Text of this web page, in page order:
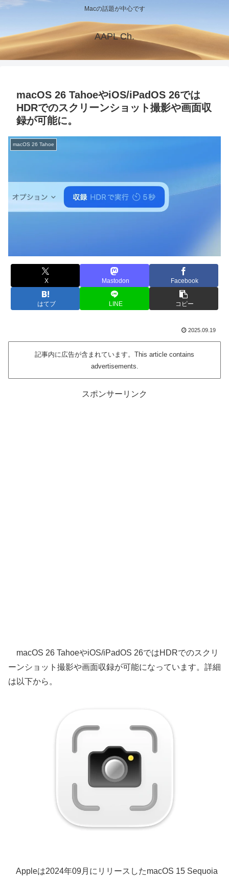
Macの話題が中心です
AAPL Ch.
macOS 26 TahoeやiOS/iPadOS 26では
HDRでのスクリーンショット撮影や画面収
録が可能に。
macOS 26 Tahoe
X Mastodon Facebook
はてブ LINE コピー
2025.09.19
記事内に広告が含まれています。This article contains
advertisements.
スポンサーリンク
macOS 26 TahoeやiOS/iPadOS 26ではHDRでのスクリ
ーンショット撮影や画面収録が可能になっています。詳細
は以下から。
Appleは2024年09月にリリースしたmacOS 15 Sequoia